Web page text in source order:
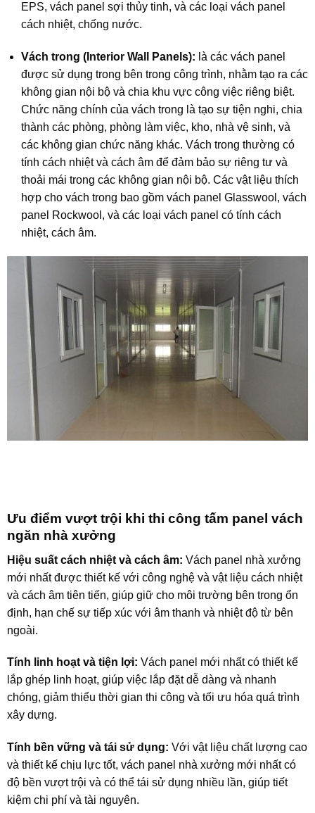
EPS, vách panel sợi thủy tinh, và các loại vách panel
cách nhiệt, chống nước.
Vách trong (Interior Wall Panels): là các vách panel
được sử dụng trong bên trong công trình, nhằm tạo ra các
không gian nội bộ và chia khu vực công việc riêng biệt.
Chức năng chính của vách trong là tạo sự tiện nghi, chia
thành các phòng, phòng làm việc, kho, nhà vệ sinh, và
các không gian chức năng khác. Vách trong thường có
tính cách nhiệt và cách âm để đảm bảo sự riêng tư và
thoải mái trong các không gian nội bộ. Các vật liệu thích
hợp cho vách trong bao gồm vách panel Glasswool, vách
panel Rockwool, và các loại vách panel có tính cách
nhiệt, cách âm.
Ưu điểm vượt trội khi thi công tấm panel vách
ngăn nhà xưởng
Hiệu suất cách nhiệt và cách âm: Vách panel nhà xưởng
mới nhất được thiết kế với công nghệ và vật liệu cách nhiệt
và cách âm tiên tiến, giúp giữ cho môi trường bên trong ổn
định, hạn chế sự tiếp xúc với âm thanh và nhiệt độ từ bên
ngoài.
Tính linh hoạt và tiện lợi: Vách panel mới nhất có thiết kế
lắp ghép linh hoạt, giúp việc lắp đặt dễ dàng và nhanh
chóng, giảm thiểu thời gian thi công và tối ưu hóa quá trình
xây dựng.
Tính bền vững và tái sử dụng: Với vật liệu chất lượng cao
và thiết kế chịu lực tốt, vách panel nhà xưởng mới nhất có
độ bền vượt trội và có thể tái sử dụng nhiều lần, giúp tiết
kiệm chi phí và tài nguyên.